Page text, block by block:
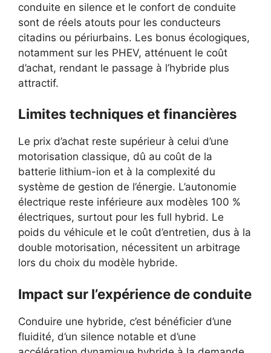
conduite en silence et le confort de conduite
sont de réels atouts pour les conducteurs
citadins ou périurbains. Les bonus écologiques,
notamment sur les PHEV, atténuent le coût
d’achat, rendant le passage à l’hybride plus
attractif.
Limites techniques et financières
Le prix d’achat reste supérieur à celui d’une
motorisation classique, dû au coût de la
batterie lithium-ion et à la complexité du
système de gestion de l’énergie. L’autonomie
électrique reste inférieure aux modèles 100 %
électriques, surtout pour les full hybrid. Le
poids du véhicule et le coût d’entretien, dus à la
double motorisation, nécessitent un arbitrage
lors du choix du modèle hybride.
Impact sur l’expérience de conduite
Conduire une hybride, c’est bénéficier d’une
fluidité, d’un silence notable et d’une